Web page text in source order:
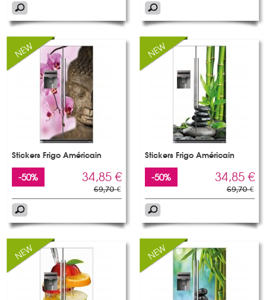
Stickers Frigo Américain
-50% 34,85 €
69,70 €
Stickers Frigo Américain
-50% 34,85 €
69,70 €